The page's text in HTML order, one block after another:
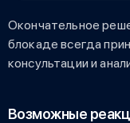
Окончательное
блокаде всегда
консультации и
Возможные